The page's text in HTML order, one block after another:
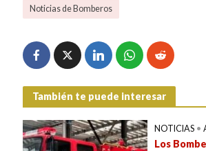
Noticias de Bomberos
También te puede interesar
NOTICIAS •
Los